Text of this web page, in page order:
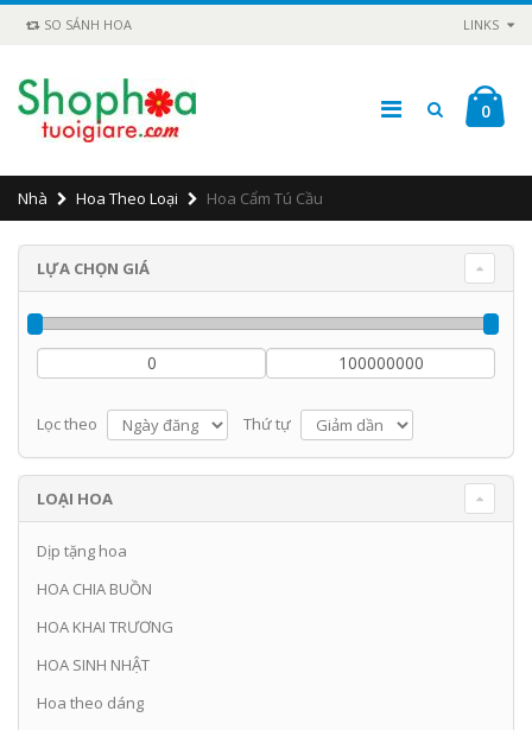
SO SÁNH HOA LINKS
0
Nhà Hoa Theo Loại Hoa Cẩm Tú Cầu
LỰA CHỌN GIÁ
Lọc theo Thứ tự
LOẠI HOA
Dịp tặng hoa
HOA CHIA BUỒN
HOA KHAI TRƯƠNG
HOA SINH NHẬT
Hoa theo dáng